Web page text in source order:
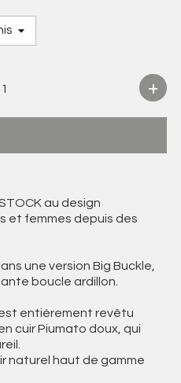
au design
et femmes depuis des
une version Big Buckle,
boucle ardillon.
entièrement revêtu
cuir Piumato doux, qui
naturel haut de gamme